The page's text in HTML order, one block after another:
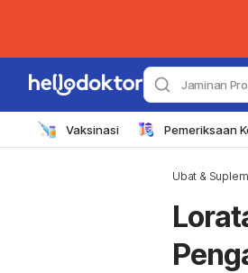
Jaminan
Vaksinasi Pemeriksaan
Ubat &